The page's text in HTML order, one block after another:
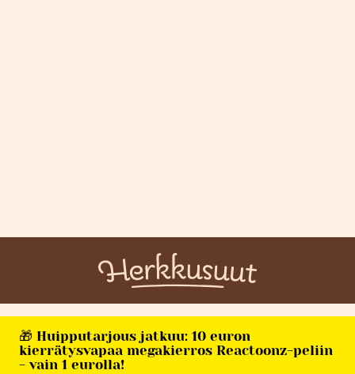
🎁 Huipputarjous jatkuu: 10 euron
kierrätysvapaa megakierros Reactoonz-peliin
- vain 1 eurolla!